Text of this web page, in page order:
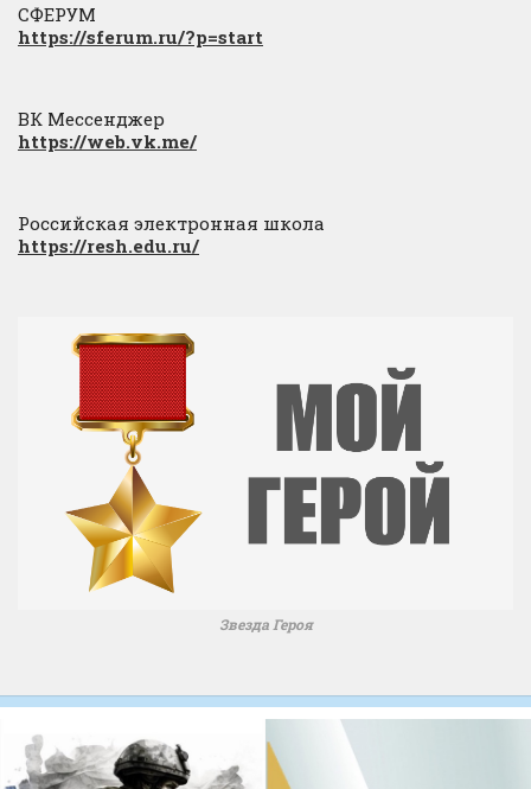
СФЕРУМ
https://sferum.ru/?p=start
ВК Мессенджер
https://web.vk.me/
Российская электронная школа
https://resh.edu.ru/
Звезда Героя